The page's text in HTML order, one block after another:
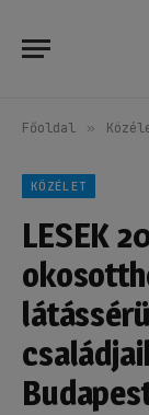
Főoldal »
KÖZÉLET
LESEK